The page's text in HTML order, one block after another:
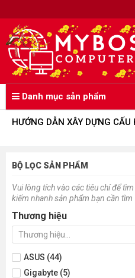
Danh mục sản phẩm
HƯỚNG DẪN XÂY DỰNG
BỘ LỌC SẢN PHẨM
Vui lòng tích vào các tiêu chí để tìm
kiếm nhanh sản phẩm bạn cần tìm
Thương hiệu
ASUS (44)
Gigabyte (5)